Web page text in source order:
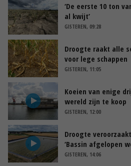
‘De eerste 10 ton
al kwijt’
GISTEREN, 09:28
Droogte raakt alle
voor lege schappen
GISTEREN, 11:05
Koeien van enige
wereld zijn te koop
GISTEREN, 12:00
Droogte
‘Bassin afgelopen
GISTEREN, 14:06